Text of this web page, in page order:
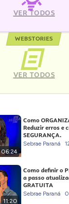
VER TODOS
WEBSTORIES
VER TODOS
06:24
Como
Reduzir erros e
SEGURANÇA.
Sebrae Paraná
11:20
Como definir o
a passo
GRATUITA
Sebrae Paraná